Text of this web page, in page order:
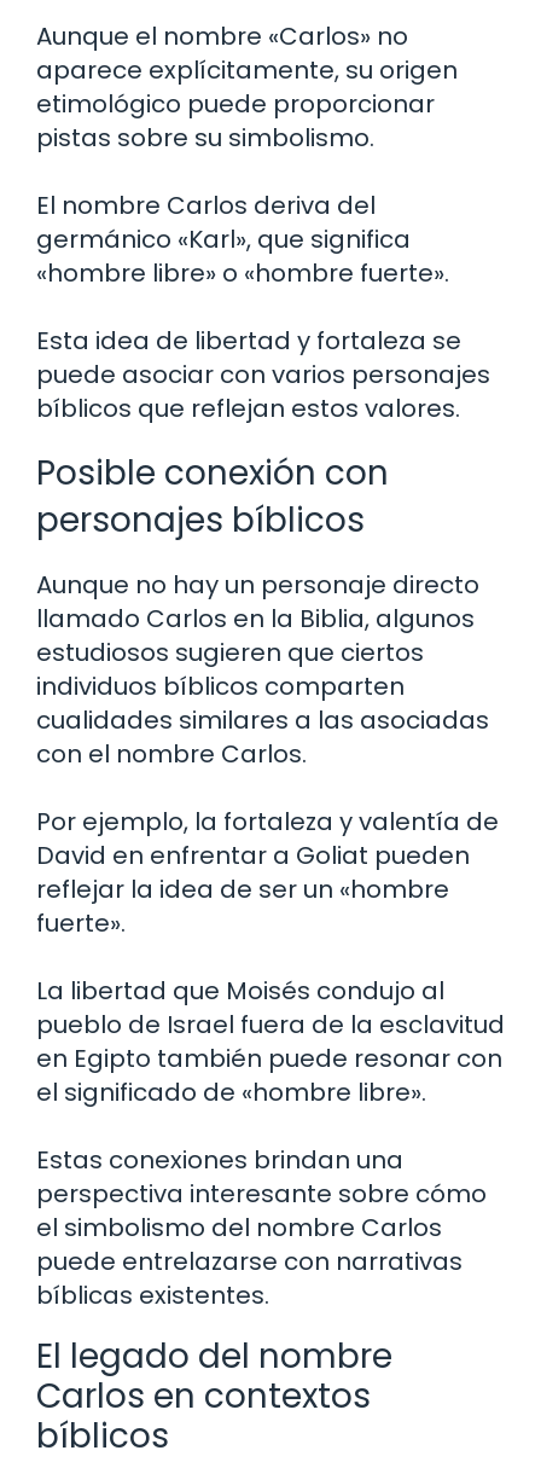
Aunque el nombre «Carlos» no
aparece explícitamente, su origen
etimológico puede proporcionar
pistas sobre su simbolismo.
El nombre Carlos deriva del
germánico «Karl», que significa
«hombre libre» o «hombre fuerte».
Esta idea de libertad y fortaleza se
puede asociar con varios personajes
bíblicos que reflejan estos valores.
Posible conexión con
personajes bíblicos
Aunque no hay un personaje directo
llamado Carlos en la Biblia, algunos
estudiosos sugieren que ciertos
individuos bíblicos comparten
cualidades similares a las asociadas
con el nombre Carlos.
Por ejemplo, la fortaleza y valentía de
David en enfrentar a Goliat pueden
reflejar la idea de ser un «hombre
fuerte».
La libertad que Moisés condujo al
pueblo de Israel fuera de la esclavitud
en Egipto también puede resonar con
el significado de «hombre libre».
Estas conexiones brindan una
perspectiva interesante sobre cómo
el simbolismo del nombre Carlos
puede entrelazarse con narrativas
bíblicas existentes.
El legado del nombre
Carlos en contextos
bíblicos